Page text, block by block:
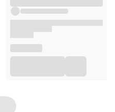
i nakładaj pastę
ręcznikiem, aby utrzymać
2–3 godziny.